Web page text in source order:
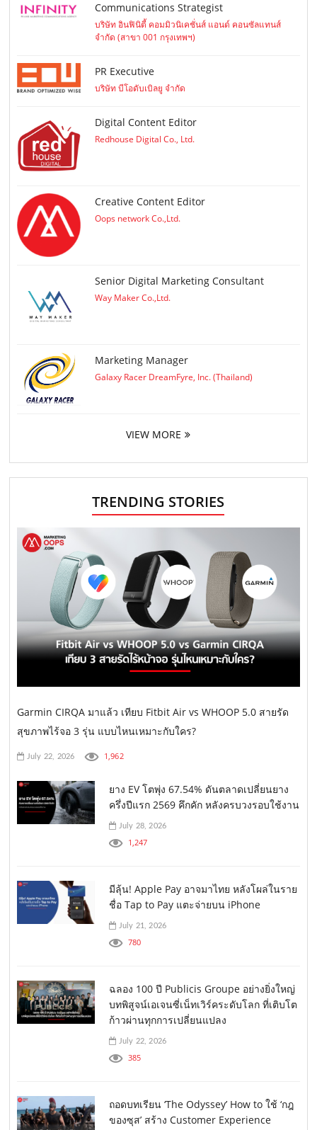
Communications Strategist
บริษัท อินฟินิตี้ คอมมิวนิเคชั่นส์ แอนด์ คอนซัลแทนส์
จำกัด (สาขา 001 กรุงเทพฯ)
PR Executive
บริษัท บีโอดับเบิลยู จำกัด
Digital Content Editor
Redhouse Digital Co., Ltd.
Creative Content Editor
Oops network Co.,Ltd.
Senior Digital Marketing Consultant
Way Maker Co.,Ltd.
Marketing Manager
Galaxy Racer DreamFyre, Inc. (Thailand)
VIEW MORE
TRENDING STORIES
Garmin CIRQA มาแล้ว เทียบ Fitbit Air vs WHOOP 5.0 สายรัด
สุขภาพไร้จอ 3 รุ่น แบบไหนเหมาะกับใคร?
July 22, 2026 1,962
ยาง EV โตพุ่ง 67.54% ดันตลาดเปลี่ยนยาง
ครึ่งปีแรก 2569 คึกคัก หลังครบวงรอบใช้งาน
July 28, 2026
1,247
มีลุ้น! Apple Pay อาจมาไทย หลังโผล่ในราย
ชื่อ Tap to Pay แตะจ่ายบน iPhone
July 21, 2026
780
ฉลอง 100 ปี Publicis Groupe อย่างยิ่งใหญ่
บทพิสูจน์เอเจนซี่เน็ทเวิร์คระดับโลก ที่เติบโต
ก้าวผ่านทุกการเปลี่ยนแปลง
July 22, 2026
385
ถอดบทเรียน ‘The Odyssey’ How to ใช้ ‘กฎ
ของซุส’ สร้าง Customer Experience